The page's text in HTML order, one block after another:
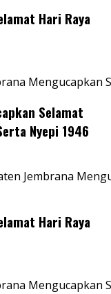
Hari Raya
Mengucapkan
Selamat
Nyepi 1946
Jembrana
Hari Raya
Mengucapkan